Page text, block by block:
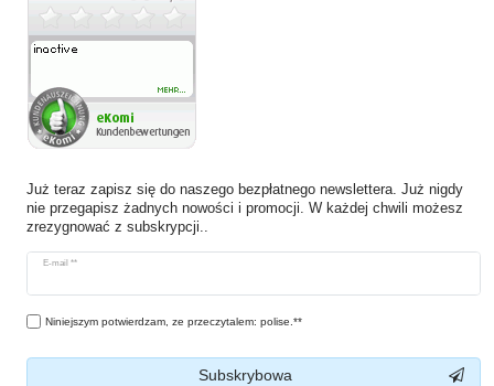
Już teraz zapisz się do naszego bezpłatnego newslettera. Już nigdy
nie przegapisz żadnych nowości i promocji. W każdej chwili możesz
zrezygnować z subskrypcji..
E-mail **
Ceres::Template.newsletterHoneypotLabel
Niniejszym potwierdzam, ze przeczytalem: polise.**
Subskrybowa